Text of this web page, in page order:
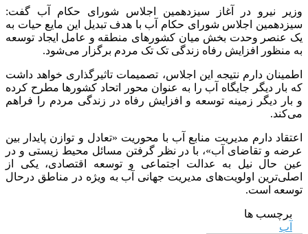
وزیر نیرو در آغاز سیزدهمین اجلاس شورای حکام آب گفت:
سیزدهمین اجلاس شورای حکام آب با هدف تبدیل این مایع حیات به
یک عنصر وحدت بخش میان کشورهای منطقه و عامل ایجاد توسعه
به منظور افزایش رفاه زندگی تک تک مردم برگزار می‌شود.
اطمینان دارم نتیجه این اجلاس، تصمیمات تاثیرگذاری خواهد داشت
که بار دیگر جایگاه آب را به عنوان محور اتحاد کشورها مطرح کرده
و بار دیگر زمینه توسعه و افزایش رفاه در زندگی مردم را فراهم
می‌کند.
اعتقاد دارم مدیریت منابع آب با محوریت «تعادل و توازن پایدار بین
عرضه و تقاضای آب»، با در نظر گرفتن مسائل ‌محیط زیستی و در
عین حال نیل به عدالت اجتماعی و توسعه اقتصادی، یکی از
اصلی‌ترین اولویت‌های مدیریت جهانی آب به ویژه در مناطق درحال
توسعه است.
برچسب ها
آب